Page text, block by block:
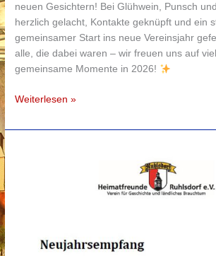
neuen Gesichtern! Bei Glühwein, Punsch
herzlich gelacht, Kontakte geknüpft und ein
gemeinsamer Start ins neue Vereinsjahr
alle, die dabei waren – wir freuen uns auf
gemeinsame Momente in 2026!
Neujahrsempfang
Weiterlesen »